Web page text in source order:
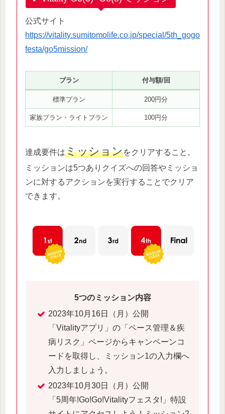
公式サイト
https://vitality.sumitomolife.co.jp/special/5th_gogo
festa/go5mission/
プラン 付与額/回
標準プラン 200円分
家族プラン・ライトプラン 100円分
達成要件はミッションをクリアすること。
ミッションは5つありクイズへの回答やミッショ
ンに対するアクションを実行することでクリア
できます。
5つのミッション内容
2023年10月16日（月）公開
「Vitalityアプリ」の「ペース管理＆疾
病リスク」ページからキャンペーンコ
ードを取得し、ミッション1の入力欄へ
入力しましょう。
2023年10月30日（月）公開
「5周年!Go!Go!Vitalityフェスタ!」特設